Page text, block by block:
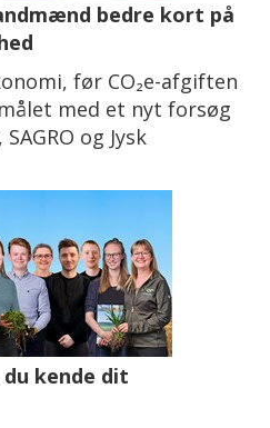
bedre kort på
før CO₂e-afgiften
med et nyt forsøg
og Jysk
kende dit